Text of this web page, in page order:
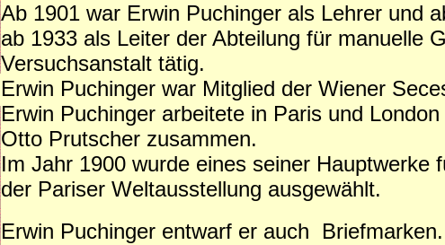
Ab 1901 war Erwin Puchinger als Lehrer und
ab 1933 als Leiter der Abteilung für manuelle
Versuchsanstalt tätig.
Erwin Puchinger war Mitglied der Wiener
Erwin Puchinger arbeitete in Paris und
Otto Prutscher zusammen.
Im Jahr 1900 wurde eines seiner Hauptwerke
der Pariser Weltausstellung ausgewählt.
Erwin Puchinger entwarf er auch Briefmarken.